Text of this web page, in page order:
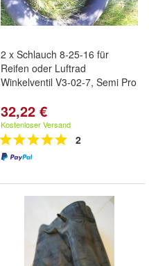
2 x Schlauch 8-25-16 für
Reifen oder Luftrad
Winkelventil V3-02-7, Semi Pro
32,22 €
Kostenloser Versand
2